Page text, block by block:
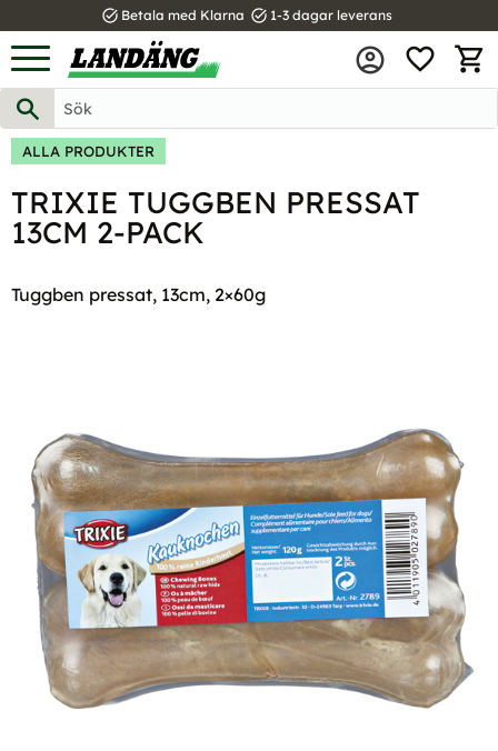
Meny
task_alt Betala med Klarna task_alt 1-3 dagar leverans
ALLA PRODUKTER
TRIXIE TUGGBEN PRESSAT
13CM 2-PACK
Tuggben pressat, 13cm, 2×60g